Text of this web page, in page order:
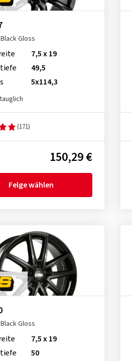
Gloss
7,5 x 19
49,5
5x114,3
(171)
150,29 €
Felge wählen
Gloss
7,5 x 19
50